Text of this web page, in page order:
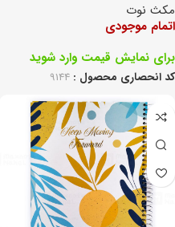
مکث نوت
اتمام موجودی
برای نمایش قیمت وارد شوید
کد انحصاری محصول : 9144